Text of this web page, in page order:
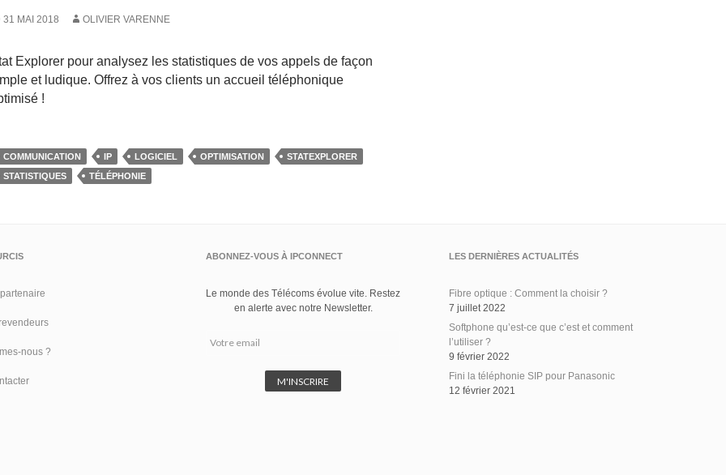
31 MAI 2018 OLIVIER VARENNE
Explorer pour analysez les statistiques de vos appels de façon
et ludique. Offrez à vos clients un accueil téléphonique
!
COMMUNICATION IP LOGICIEL OPTIMISATION
STATEXPLORER
STATISTIQUES
TÉLÉPHONIE
nous ?
ABONNEZ-VOUS À IPCONNECT
Le monde des Télécoms évolue vite. Restez
en alerte avec notre Newsletter.
LES DERNIÈRES ACTUALITÉS
Fibre optique : Comment la choisir ?
7 juillet 2022
Softphone qu’est-ce que c’est et comment
l’utiliser ?
9 février 2022
Fini la téléphonie SIP pour Panasonic
12 février 2021